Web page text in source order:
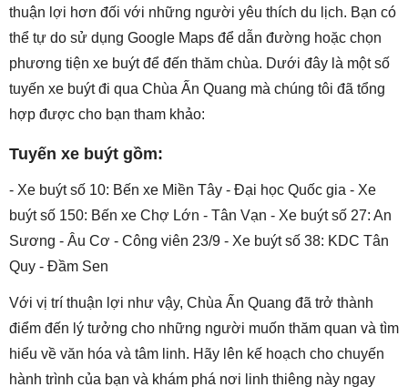
thuận lợi hơn đối với những người yêu thích du lịch. Bạn có
thể tự do sử dụng Google Maps để dẫn đường hoặc chọn
phương tiện xe buýt để đến thăm chùa. Dưới đây là một số
tuyến xe buýt đi qua Chùa Ấn Quang mà chúng tôi đã tổng
hợp được cho bạn tham khảo:
Tuyến xe buýt gồm:
- Xe buýt số 10: Bến xe Miền Tây - Đại học Quốc gia - Xe
buýt số 150: Bến xe Chợ Lớn - Tân Vạn - Xe buýt số 27: An
Sương - Âu Cơ - Công viên 23/9 - Xe buýt số 38: KDC Tân
Quy - Đầm Sen
Với vị trí thuận lợi như vậy, Chùa Ấn Quang đã trở thành
điểm đến lý tưởng cho những người muốn thăm quan và tìm
hiểu về văn hóa và tâm linh. Hãy lên kế hoạch cho chuyến
hành trình của bạn và khám phá nơi linh thiêng này ngay